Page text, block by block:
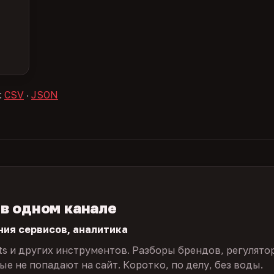
CSV · JSON
одном канале
сервисов, аналитика
и других инструментов. Разборы брендов,
не попадают на сайт. Коротко, по делу, без воды.